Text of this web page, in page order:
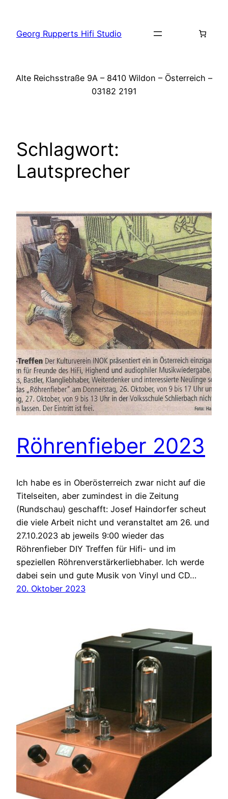
springen
Georg Rupperts Hifi Studio
Alte Reichsstraße 9A – 8410 Wildon – Österreich –
03182 2191
Schlagwort:
Lautsprecher
Röhrenfieber 2023
Ich habe es in Oberösterreich zwar nicht auf die
Titelseiten, aber zumindest in die Zeitung
(Rundschau) geschafft: Josef Haindorfer scheut
die viele Arbeit nicht und veranstaltet am 26. und
27.10.2023 ab jeweils 9:00 wieder das
Röhrenfieber DIY Treffen für Hifi- und im
speziellen Röhrenverstärkerliebhaber. Ich werde
dabei sein und gute Musik von Vinyl und CD…
20. Oktober 2023